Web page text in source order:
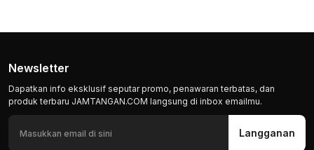
Newsletter
Dapatkan info eksklusif seputar promo, penawaran terbatas, dan
produk terbaru JAMTANGAN.COM langsung di inbox emailmu.
Langganan